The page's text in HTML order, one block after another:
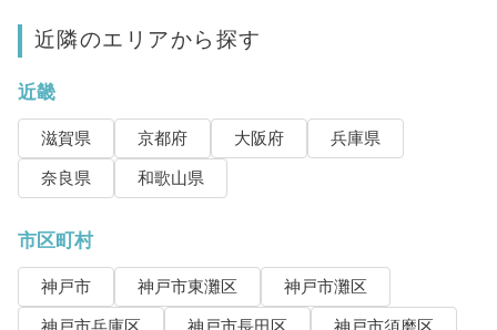
近隣のエリアから探す
近畿
滋賀県 京都府 大阪府
兵庫県
奈良県
和歌山県
市区町村
神戸市 神戸市東灘区
神戸市灘区